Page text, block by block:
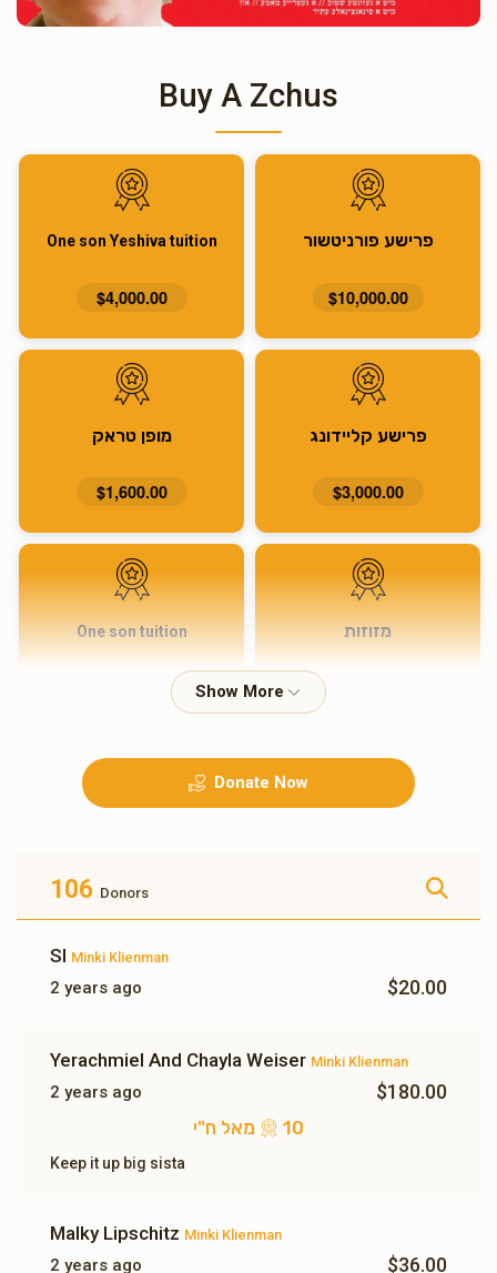
Buy A Zchus
פרישע פורניטשור
$10,000.00
One son Yeshiva tuition
$4,000.00
פרישע קליידונג
$3,000.00
מופן טראק
$1,600.00
מזוזות One son tuition
$350.00
Donate Now
106 Donors
Sl Minki Klienman
2 years ago $20.00
Yerachmiel And Chayla Weiser Minki Klienman
2 years ago $180.00
10 מאל ח"י
Keep it up big sista
Malky Lipschitz Minki Klienman
2 years ago $36.00